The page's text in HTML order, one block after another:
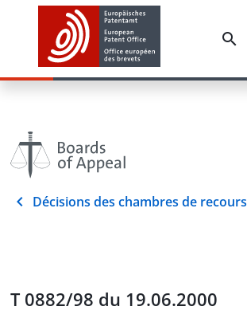
Décisions des chambres de recours
T 0882/98 du 19.06.2000